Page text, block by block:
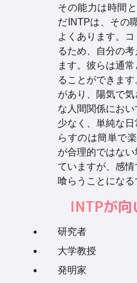
その能力は時間
だINTPは、その
よくあります。
るため、自分の
ます。彼らは通
ることができま
があり、陽気で
な人間関係にお
少なく、単純な
らすのは簡単で
が合理的ではな
ていますが、感
喰らうことになる
INTPが
研究者
大学教授
発明家